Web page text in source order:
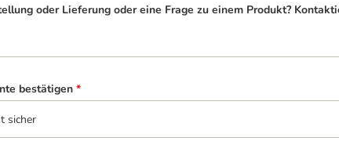
oder Lieferung oder eine Frage zu einem Produkt?
bestätigen *
sicher